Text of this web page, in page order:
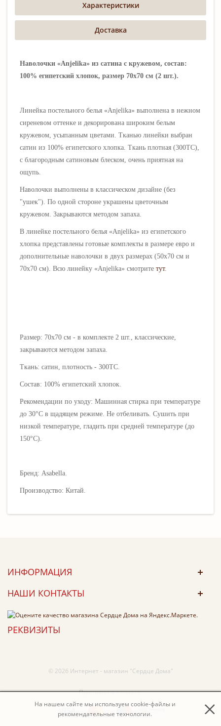
Характеристики
Доставка
Наволочки «Anjelika» из сатина с кружевом, состав:
100% египетский хлопок, размер 70х70 см (2 шт.).
Линейка постельного белья «Anjelika» выполнена в нежном
сиреневом оттенке и декорирована широким белым
кружевом, усыпанным цветами. Тканью линейки выбран
сатин из 100% египетского хлопка. Ткань плотная (300ТС),
с благородным сатиновым блеском, очень приятная на
ощупь.
Наволочки выполнены в классическом дизайне (без
"ушек"). По одной стороне украшены цветочным
кружевом. Закрываются методом запаха.
В линейке постельного белья «Anjelika» из египетского
хлопка представлены готовые комплекты в размере евро и
дополнительные наволочки в двух размерах (50х70 см и
70х70 см). Всю линейку «Anjelika» смотрите тут.
Размер: 70х70 см - в комплекте 2 шт., классические,
закрываются методом запаха.
Ткань: сатин, плотность - 300ТС.
Состав: 100% египетский хлопок.
Рекомендации по уходу: Машинная стирка при температуре
до 30°C в щадящем режиме. Не отбеливать. Сушить при
низкой температуре, гладить при средней температуре (до
150°C).
Бренд: Asabella.
Производство: Китай.
ИНФОРМАЦИЯ
НАШИ КОНТАКТЫ
РЕКВИЗИТЫ
© 2026 Интернет - магазин "Сердце Дома"
Принимаем к оплате:
На нашем сайте мы используем cookie-файлы и
рекомендательные технологии.